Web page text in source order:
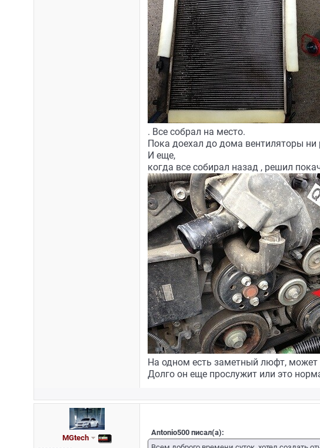
. Все собрал на место.
Пока доехал до дома вентиляторы
И еще,
когда все собирал назад , решил
На одном есть заметный люфт, может
Долго он еще прослужит или это
MGtech
Antonio500 писал(а):